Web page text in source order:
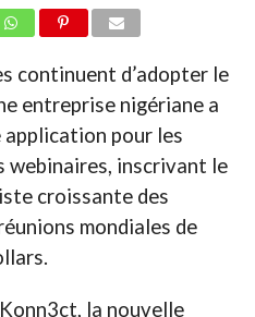
continuent d’adopter le
entreprise nigériane a
application pour les
webinaires, inscrivant le
croissante des
mondiales de
la nouvelle